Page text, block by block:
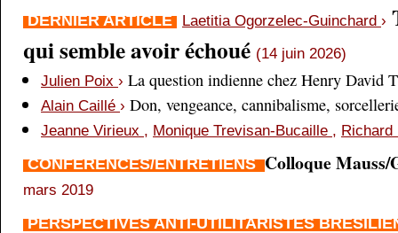
DERNIER ARTICLE Laetitia Ogorzelec-Guinchard ›
qui semble avoir échoué (14 juin 2026)
Julien Poix › La question indienne chez Henry David
Alain Caillé › Don, vengeance, cannibalisme,
Jeanne Virieux , Monique Trevisan-Bucaille ,
CONFÉRENCES/ENTRETIENS Colloque
mars 2019
PERSPECTIVES ANTI-UTILITARISTES